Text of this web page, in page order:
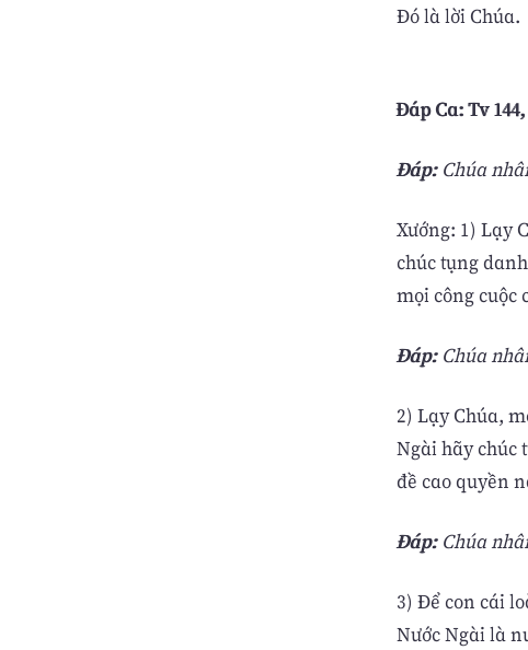
Ðó là lời Chúa.
Ðáp Ca: Tv
Ðáp:Chúa
Xướng: 1) Lạy
chúc tụng
mọi công cuộc
Ðáp:Chúa
2) Lạy Chúa,
Ngài hãy chúc
đề cao quyền
Ðáp:Chúa
3) Ðể con cái
Nước Ngài là